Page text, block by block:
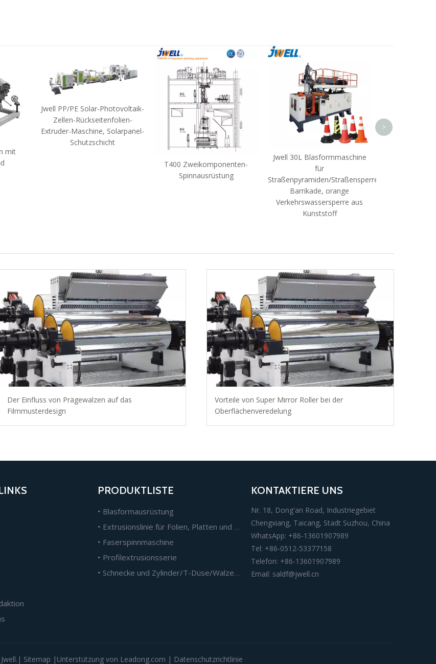
mit
Jwell PP/PE Solar-Photovoltaik-
Zellen-Rückseitenfolien-
Extruder-Maschine, Solarpanel-
Schutzschicht
T400 Zweikomponenten-
Spinnausrüstung
Jwell 30L Blasformmaschine
für
Straßenpyramiden/Straßensperren,
Barrikade, orange
Verkehrswassersperre aus
Kunststoff
>
Der Einfluss von Prägewalzen auf das
Filmmusterdesign
Vorteile von Super Mirror Roller bei der
Oberflächenveredelung
PRODUKTLISTE
Blasformausrüstung
Extrusionslinie für Folien, Platten und Karton
Faserspinnmaschine
Profilextrusionsserie
Schnecke und Zylinder/T-Düse/Walze für die Extrusion
KONTAKTIERE UNS
Nr. 18, Dong'an Road, Industriegebiet
Chengxiang, Taicang, Stadt Suzhou, China
WhatsApp: +86-13601907989
Tel: +86-0512-53377158
Telefon: +86-13601907989
Email: saldf@jwell.cn
Sitemap |Unterstützung von Leadong.com | Datenschutzrichtlinie